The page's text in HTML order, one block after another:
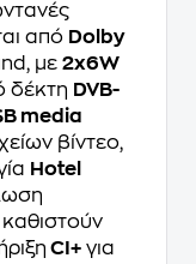
από Dolby
με 2x6W
δέκτη DVB-
media
βίντεο,
Hotel
CI+ για